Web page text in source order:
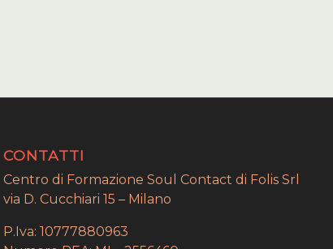
CONTATTI
Centro di Formazione Soul Contact di Folis Srl
via D. Cucchiari 15 – Milano
P.Iva: 10777880963